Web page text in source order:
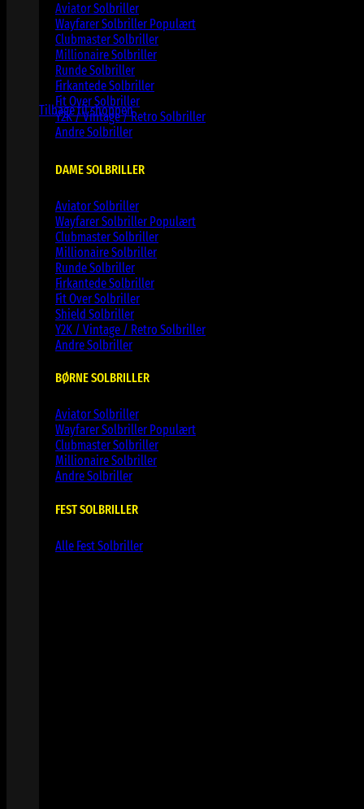
Ingen varer i kurven.
Tilbage til shoppen
Aviator Solbriller
Wayfarer Solbriller
Clubmaster Solbriller
Millionaire Solbriller
Runde Solbriller
Firkantede Solbriller
Fit Over Solbriller
Y2K / Vintage / Retro Solbriller
Andre Solbriller
DAME SOLBRILLER
Aviator Solbriller
Wayfarer Solbriller
Clubmaster Solbriller
Millionaire Solbriller
Runde Solbriller
Firkantede Solbriller
Fit Over Solbriller
Shield Solbriller
Y2K / Vintage / Retro Solbriller
Andre Solbriller
BØRNE SOLBRILLER
Aviator Solbriller
Wayfarer Solbriller
Clubmaster Solbriller
Millionaire Solbriller
Andre Solbriller
FEST SOLBRILLER
Alle Fest Solbriller